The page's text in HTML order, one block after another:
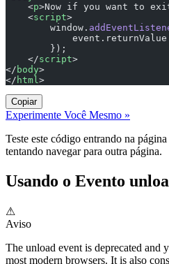
    <
p>Now if you want to
    <
script>
        window.
            event.returnValue
        });
    </
script>
</ body>
</ html>
Copiar
Experimente Você Mesmo »
Teste este código entrando na
tentando navegar para outra página.
Usando o Evento
⚠
Aviso
The unload event is deprecated and
most modern browsers. It is also